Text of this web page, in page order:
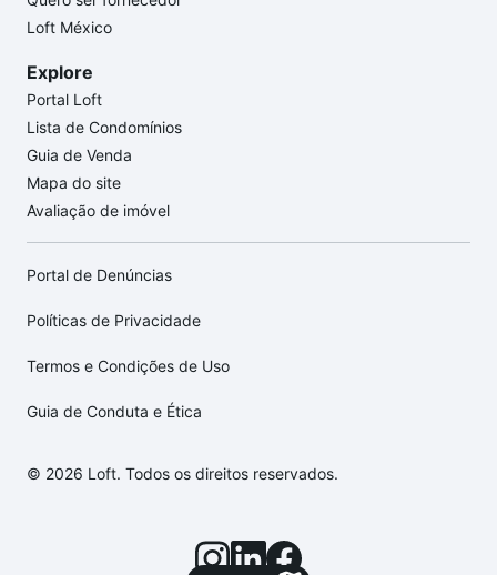
Loft México
Explore
Portal Loft
Lista de Condomínios
Guia de Venda
Mapa do site
Avaliação de imóvel
Portal de Denúncias
Políticas de Privacidade
Termos e Condições de Uso
Guia de Conduta e Ética
© 2026 Loft. Todos os direitos reservados.